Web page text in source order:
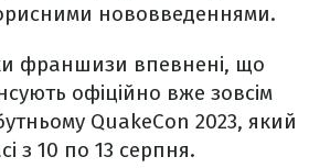
нововведеннями.
франшизи впевнені, що
офіційно вже зовсім
QuakeCon 2023, який
з 10 по 13 серпня.